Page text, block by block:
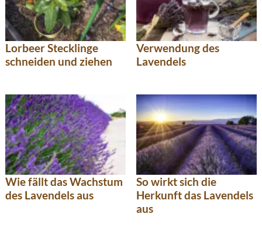
Lorbeer Stecklinge
schneiden und ziehen
Verwendung des
Lavendels
Wie fällt das Wachstum
des Lavendels aus
So wirkt sich die
Herkunft das Lavendels
aus